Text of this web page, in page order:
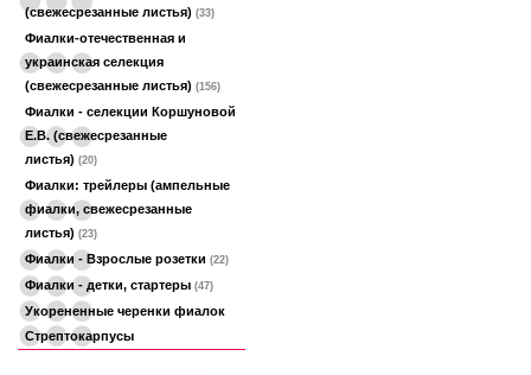
(свежесрезанные листья) (33)
Фиалки-отечественная и
украинская селекция
(свежесрезанные листья) (156)
Фиалки - селекции Коршуновой
Е.В. (свежесрезанные
листья) (20)
Фиалки: трейлеры (ампельные
фиалки, свежесрезанные
листья) (23)
Фиалки - Взрослые розетки (22)
Фиалки - детки, стартеры (47)
Укорененные черенки фиалок
Стрептокарпусы